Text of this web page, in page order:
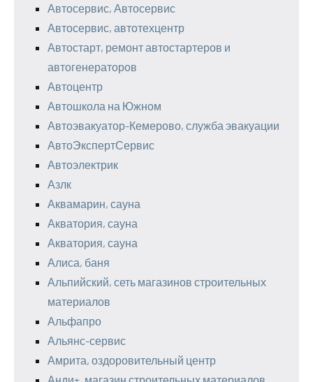
Автосервис, Автосервис
Автосервис, автотехцентр
Автостарт, ремонт автостартеров и
автогенераторов
Автоцентр
Автошкола на Южном
Автоэвакуатор-Кемерово, служба эвакуации
АвтоЭкспертСервис
Автоэлектрик
Азлк
Аквамарин, сауна
Акватория, сауна
Акватория, сауна
Алиса, баня
Альпийский, сеть магазинов строительных
материалов
Альфапро
Альянс-сервис
Амрита, оздоровительный центр